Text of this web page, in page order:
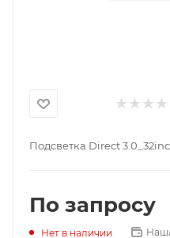
Подсветка Direct
По запросу
Нет в наличии